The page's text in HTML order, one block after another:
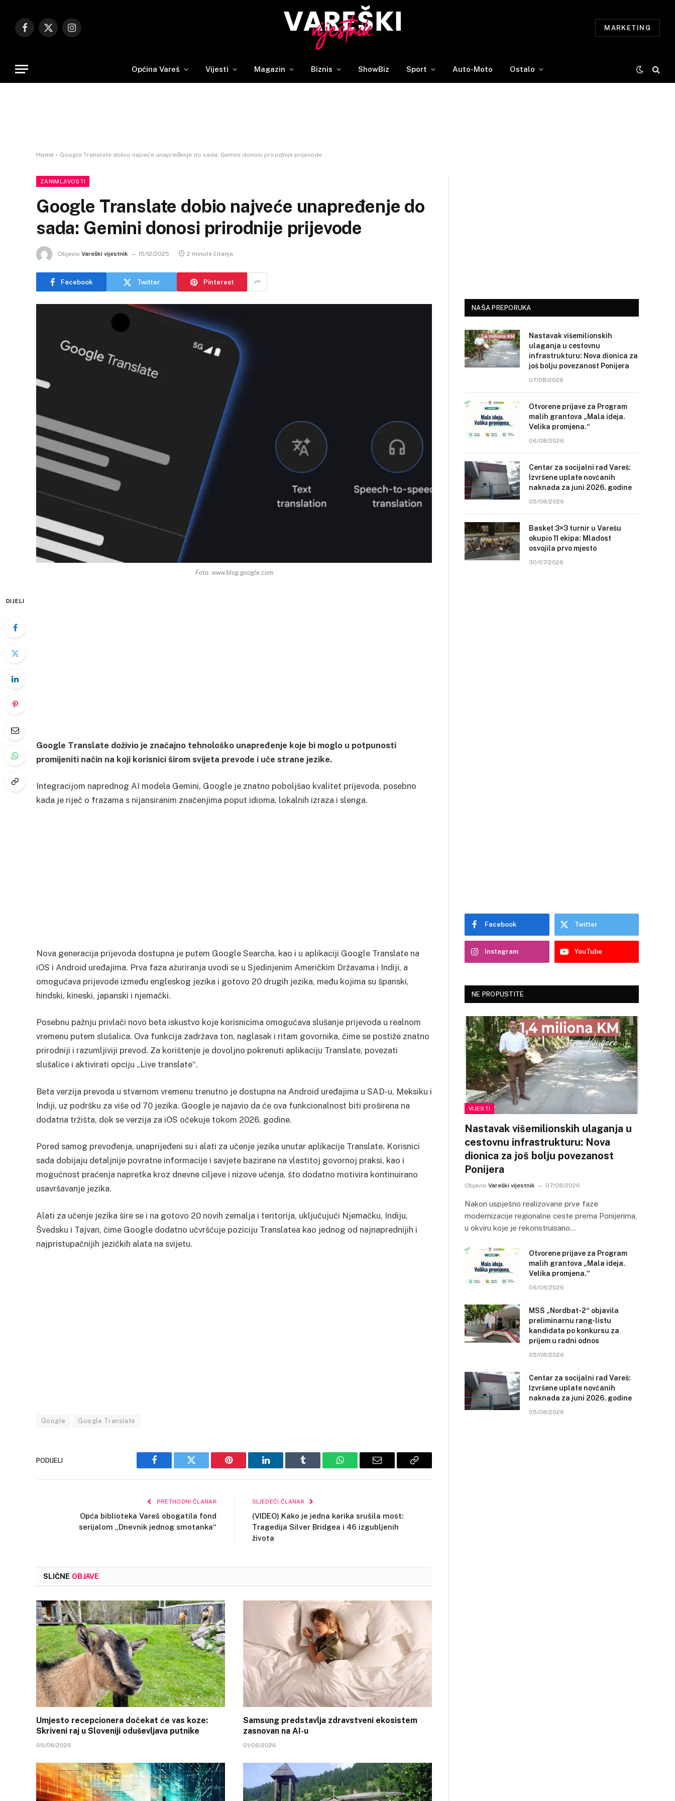
Facebook
X
Instagram
MARKETING
Općina Vareš Vijesti Magazin Biznis ShowBiz Sport Auto-Moto Ostalo
Home » Google Translate dobio najveće unapređenje do sada: Gemini donosi prirodnije prijevode
ZANIMLJIVOSTI
Google Translate dobio najveće unapređenje do
sada: Gemini donosi prirodnije prijevode
Objavio Vareški vijestnik 15/12/2025 2 minute čitanja
Facebook Twitter Pinterest
Foto: www.blog.google.com
DIJELI
Google Translate doživio je značajno tehnološko unapređenje koje bi moglo u potpunosti
promijeniti način na koji korisnici širom svijeta prevode i uče strane jezike.
Integracijom naprednog AI modela Gemini, Google je znatno poboljšao kvalitet prijevoda, posebno
kada je riječ o frazama s nijansiranim značenjima poput idioma, lokalnih izraza i slenga.
Nova generacija prijevoda dostupna je putem Google Searcha, kao i u aplikaciji Google Translate na
iOS i Android uređajima. Prva faza ažuriranja uvodi se u Sjedinjenim Američkim Državama i Indiji, a
omogućava prijevode između engleskog jezika i gotovo 20 drugih jezika, među kojima su španski,
hindski, kineski, japanski i njemački.
Posebnu pažnju privlači novo beta iskustvo koje korisnicima omogućava slušanje prijevoda u realnom
vremenu putem slušalica. Ova funkcija zadržava ton, naglasak i ritam govornika, čime se postiže znatno
prirodniji i razumljiviji prevod. Za korištenje je dovoljno pokrenuti aplikaciju Translate, povezati
slušalice i aktivirati opciju „Live translate“.
Beta verzija prevoda u stvarnom vremenu trenutno je dostupna na Android uređajima u SAD-u, Meksiku i
Indiji, uz podršku za više od 70 jezika. Google je najavio da će ova funkcionalnost biti proširena na
dodatna tržišta, dok se verzija za iOS očekuje tokom 2026. godine.
Pored samog prevođenja, unaprijeđeni su i alati za učenje jezika unutar aplikacije Translate. Korisnici
sada dobijaju detaljnije povratne informacije i savjete bazirane na vlastitoj govornoj praksi, kao i
mogućnost praćenja napretka kroz dnevne ciljeve i nizove učenja, što dodatno motivira kontinuirano
usavršavanje jezika.
Alati za učenje jezika šire se i na gotovo 20 novih zemalja i teritorija, uključujući Njemačku, Indiju,
Švedsku i Tajvan, čime Google dodatno učvršćuje poziciju Translatea kao jednog od najnaprednijih i
najpristupačnijih jezičkih alata na svijetu.
Google Google Translate
PODIJELI
Facebook Twitter Pinterest LinkedIn Tumblr WhatsAppEmail
Copy
PRETHODNI ČLANAK
Opća biblioteka Vareš obogatila fond
serijalom „Dnevnik jednog smotanka“
SLJEDEĆI ČLANAK
(VIDEO) Kako je jedna karika srušila most:
Tragedija Silver Bridgea i 46 izgubljenih
života
SLIČNE OBJAVE
Umjesto recepcionera dočekat će vas koze:
Skriveni raj u Sloveniji oduševljava putnike
05/08/2026
Samsung predstavlja zdravstveni ekosistem
zasnovan na AI-u
01/06/2026
NAŠA PREPORUKA
Nastavak višemilionskih
ulaganja u cestovnu
infrastrukturu: Nova dionica za
još bolju povezanost Ponijera
07/08/2026
Otvorene prijave za Program
malih grantova „Mala ideja.
Velika promjena.“
06/08/2026
Centar za socijalni rad Vareš:
Izvršene uplate novčanih
naknada za juni 2026. godine
05/08/2026
Basket 3×3 turnir u Varešu
okupio 11 ekipa: Mladost
osvojila prvo mjesto
30/07/2026
Facebook Twitter
Instagram YouTube
NE PROPUSTITE
VIJESTI
Nastavak višemilionskih ulaganja u
cestovnu infrastrukturu: Nova
dionica za još bolju povezanost
Ponijera
Objavio Vareški vijestnik 07/08/2026
Nakon uspješno realizovane prve faze
modernizacije regionalne ceste prema Ponijerima,
u okviru koje je rekonstruisano…
Otvorene prijave za Program
malih grantova „Mala ideja.
Velika promjena.“
06/08/2026
MSŠ „Nordbat-2“ objavila
preliminarnu rang-listu
kandidata po konkursu za
prijem u radni odnos
05/08/2026
Centar za socijalni rad Vareš:
Izvršene uplate novčanih
naknada za juni 2026. godine
05/08/2026